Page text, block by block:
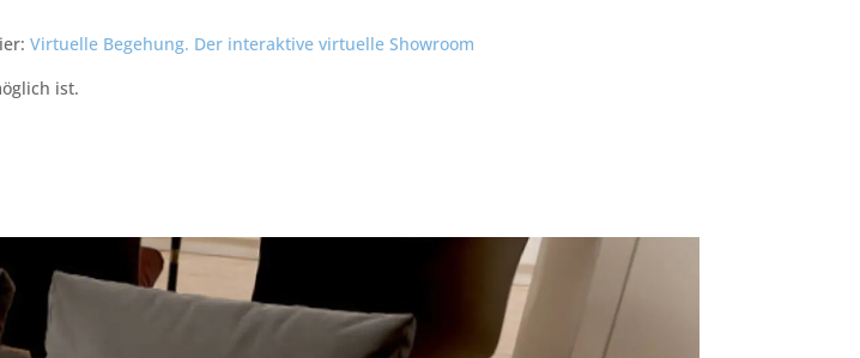
Virtuelle Begehung. Der interaktive virtuelle Showroom
ist.